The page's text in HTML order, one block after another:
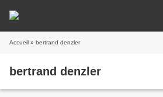
Accueil » bertrand denzler
bertrand denzler